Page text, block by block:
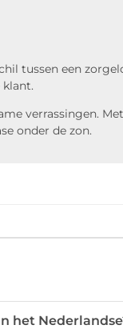
tussen een
verrassingen.
onder de zon.
het